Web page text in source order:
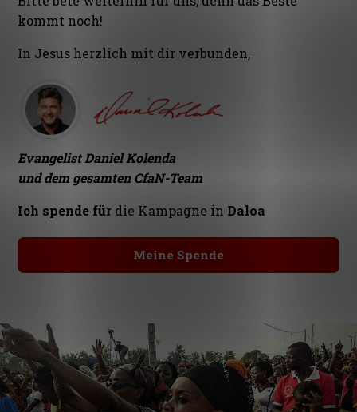
kommt noch!
In Jesus herzlich mit dir verbunden,
Evangelist Daniel Kolenda
und dem gesamten CfaN-Team
Ich spende für die Kampagne in Daloa
Meine Spende